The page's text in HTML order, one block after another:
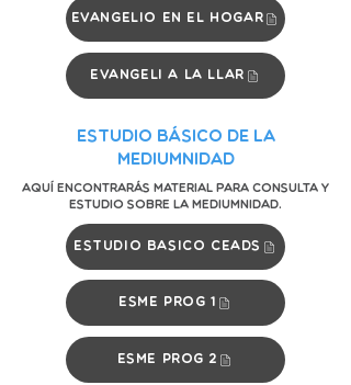
Evangelio en el hogar
Evangeli a la llar
Estudio Básico de la
Mediumnidad
Aquí encontrarás material para consulta y
estudio sobre la Mediumnidad.
Estudio Básico CEADS
ESME Prog 1
ESME Prog 2